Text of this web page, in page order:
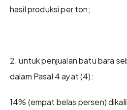
hasil produksi per ton;
2. untuk penjualan batu bara
dalam Pasal 4 ayat (4):
14% (empat belas persen)